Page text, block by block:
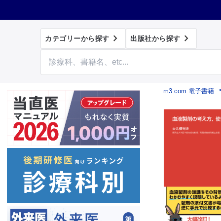
カテゴリーから探す  出版社から探す 
m3.com 電子書籍